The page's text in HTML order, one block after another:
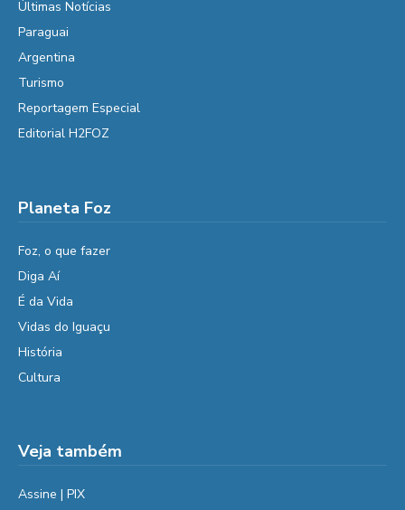
Últimas Notícias
Paraguai
Argentina
Turismo
Reportagem Especial
Editorial H2FOZ
Planeta Foz
Foz, o que fazer
Diga Aí
É da Vida
Vidas do Iguaçu
História
Cultura
Veja também
Assine | PIX